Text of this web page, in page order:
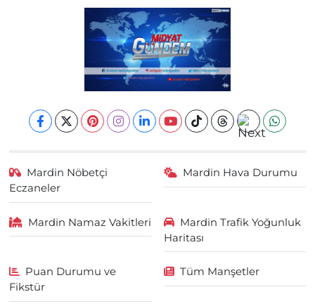
Mardin Nöbetçi
Eczaneler
Mardin Hava Durumu
Mardin Namaz Vakitleri
Mardin Trafik Yoğunluk
Haritası
Puan Durumu ve
Fikstür
Tüm Manşetler